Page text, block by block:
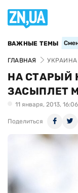
ВАЖНЫЕ ТЕМЫ
ГЛАВНАЯ УКРАИНА
НА СТАРЫЙ
ЗАСЫПЛЕТ
11 января, 2013, 16:06
Поделиться